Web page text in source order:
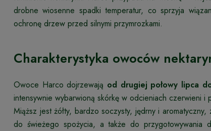
drobne wiosenne spadki temperatur, co sprzyja
ochronę drzew przed silnymi przymrozkami.
Charakterystyka owoców
Owoce Harco dojrzewają od drugiej połowy lipca
intensywnie wybarwioną skórkę w odcieniach czerwieni i
Miąższ jest żółty, bardzo soczysty, jędrny i
do świeżego spożycia, a także do przygotowywania